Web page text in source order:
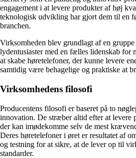
engagement i at levere produkter af høj
teknologisk udvikling har gjort dem til en
branchen.
Virksomheden blev grundlagt af en
lydentusiaster med en fælles lidenskab for
at skabe høretelefoner, der kunne levere
samtidig være behagelige og praktiske at
Virksomhedens filosofi
Producentens filosofi er baseret på to
innovation. De stræber altid efter at levere
der kan imødekomme selv de mest
Deres høretelefoner i øret er resultatet af
og testning for at sikre, at de lever op til
standarder.